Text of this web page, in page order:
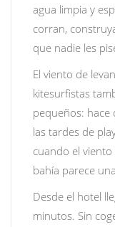
agua limpia y
corran,
que nadie les
El viento de
kitesurfistas
pequeños: hace
las tardes de
cuando el viento
bahía parece
Desde el hotel
minutos. Sin